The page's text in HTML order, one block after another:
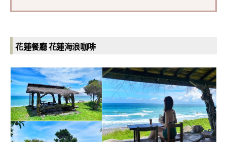
花蓮餐廳花蓮海浪咖啡